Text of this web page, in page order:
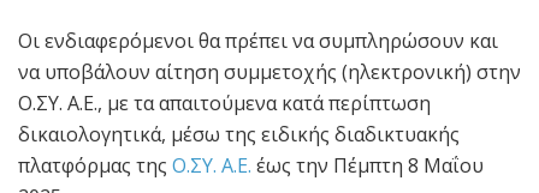
Οι ενδιαφερόμενοι θα πρέπει να συμπληρώσουν και
να υποβάλουν αίτηση συμμετοχής (ηλεκτρονική) στην
Ο.ΣΥ. Α.Ε., με τα απαιτούμενα κατά περίπτωση
δικαιολογητικά, μέσω της ειδικής διαδικτυακής
πλατφόρμας της Ο.ΣΥ. Α.Ε. έως την Πέμπτη 8 Μαΐου